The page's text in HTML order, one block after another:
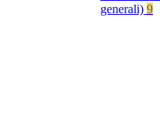
generali) 9